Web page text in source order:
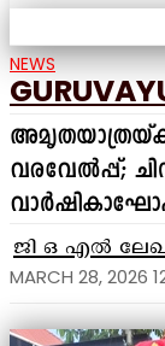
NEWS
വരവേൽപ്പ്;
ജി ഒ എൽ
MARCH 28, 2026